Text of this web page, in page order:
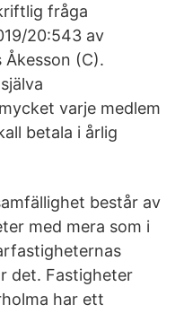
fråga
20:543 av
Åkesson (C).
varje medlem
betala i årlig
består av
med mera som i
det. Fastigheter
har ett